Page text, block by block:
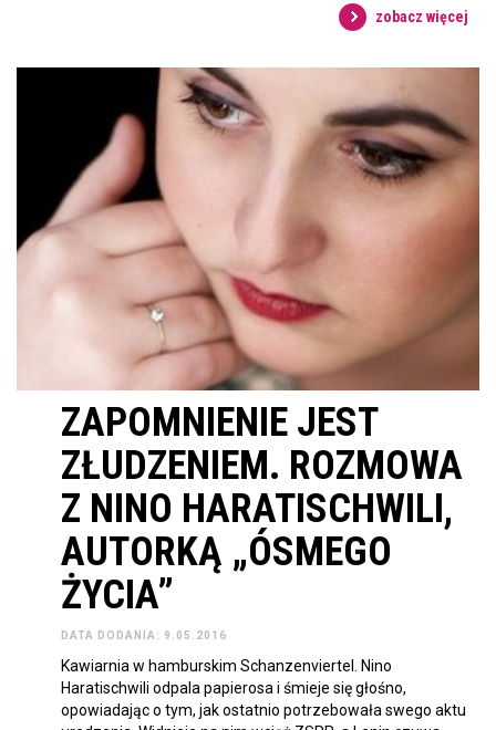
zobacz więcej
ZAPOMNIENIE JEST
ZŁUDZENIEM. ROZMOWA
Z NINO HARATISCHWILI,
AUTORKĄ „ÓSMEGO
ŻYCIA”
DATA DODANIA: 9.05.2016
Kawiarnia w hamburskim Schanzenviertel. Nino
Haratischwili odpala papierosa i śmieje się głośno,
opowiadając o tym, jak ostatnio potrzebowała swego aktu